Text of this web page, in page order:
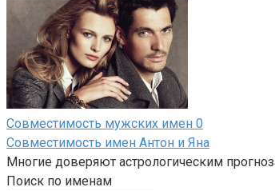
Совместимость мужских имен 0
Совместимость имен Антон и Яна
Многие доверяют астрологическим
Поиск по именам